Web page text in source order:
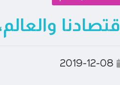
اقتصادنا والعالم،
2019-12-08